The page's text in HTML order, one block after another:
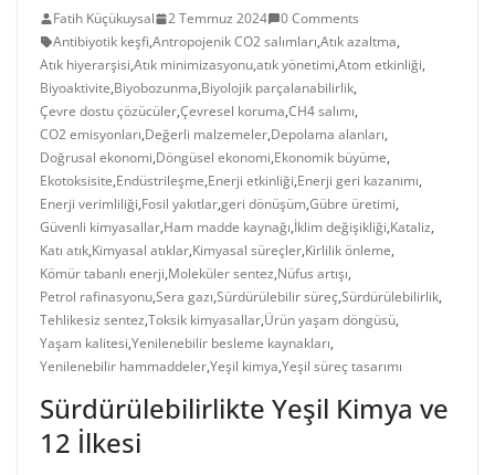
Fatih Küçükuysal 2 Temmuz 2024
0 Comments
Antibiyotik keşfi,Antropojenik CO2 salımları,Atık azaltma,
Atık hiyerarşisi,Atık minimizasyonu,atık yönetimi,Atom etkinliği,
Biyoaktivite,Biyobozunma,Biyolojik parçalanabilirlik,
Çevre dostu çözücüler,Çevresel koruma,CH4 salımı,
CO2 emisyonları,Değerli malzemeler,Depolama alanları,
Doğrusal ekonomi,Döngüsel ekonomi,Ekonomik büyüme,
Ekotoksisite,Endüstrileşme,Enerji etkinliği,Enerji geri kazanımı,
Enerji verimliliği,Fosil yakıtlar,geri dönüşüm,Gübre üretimi,
Güvenli kimyasallar,Ham madde kaynağı,İklim değişikliği,Kataliz,
Katı atık,Kimyasal atıklar,Kimyasal süreçler,Kirlilik önleme,
Kömür tabanlı enerji,Moleküler sentez,Nüfus artışı,
Petrol rafinasyonu,Sera gazı,Sürdürülebilir süreç,Sürdürülebilirlik,
Tehlikesiz sentez,Toksik kimyasallar,Ürün yaşam döngüsü,
Yaşam kalitesi,Yenilenebilir besleme kaynakları,
Yenilenebilir hammaddeler,Yeşil kimya,Yeşil süreç tasarımı
Sürdürülebilirlikte Yeşil Kimya ve
12 İlkesi